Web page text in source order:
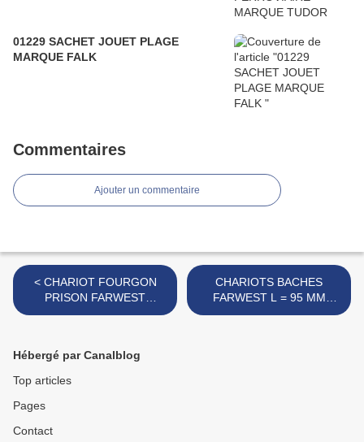
01229 SACHET JOUET PLAGE
MARQUE FALK
Commentaires
Ajouter un commentaire
< CHARIOT FOURGON
PRISON FARWEST
MARQUE INCONNUE
CHARIOTS BACHES
FARWEST L = 95 MM
SEUL MARQUE
Hébergé par Canalblog
Top articles
Pages
Contact